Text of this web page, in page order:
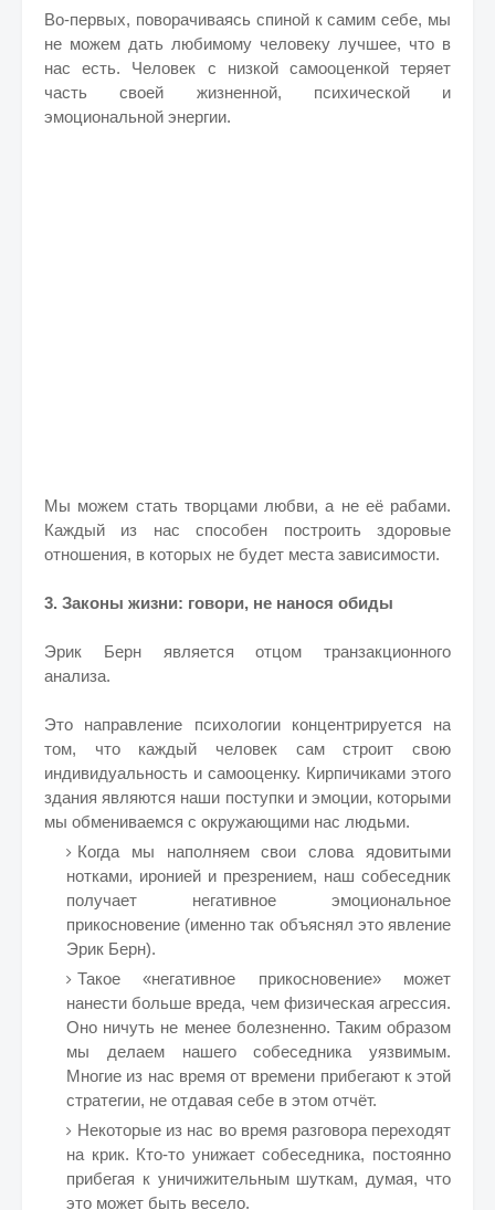
Во-первых, поворачиваясь спиной к самим себе, мы
не можем дать любимому человеку лучшее, что в
нас есть. Человек с низкой самооценкой теряет
часть своей жизненной, психической и
эмоциональной энергии.
Мы можем стать творцами любви, а не её рабами.
Каждый из нас способен построить здоровые
отношения, в которых не будет места зависимости.
3. Законы жизни: говори, не нанося обиды
Эрик Берн является отцом транзакционного
анализа.
Это направление психологии концентрируется на
том, что каждый человек сам строит свою
индивидуальность и самооценку. Кирпичиками этого
здания являются наши поступки и эмоции, которыми
мы обмениваемся с окружающими нас людьми.
Когда мы наполняем свои слова ядовитыми
нотками, иронией и презрением, наш собеседник
получает негативное эмоциональное
прикосновение (именно так объяснял это явление
Эрик Берн).
Такое «негативное прикосновение» может
нанести больше вреда, чем физическая агрессия.
Оно ничуть не менее болезненно. Таким образом
мы делаем нашего собеседника уязвимым.
Многие из нас время от времени прибегают к этой
стратегии, не отдавая себе в этом отчёт.
Некоторые из нас во время разговора переходят
на крик. Кто-то унижает собеседника, постоянно
прибегая к уничижительным шуткам, думая, что
это может быть весело.